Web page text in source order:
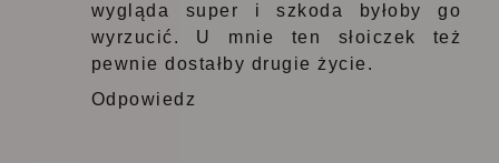
wygląda super i szkoda byłoby go
wyrzucić. U mnie ten słoiczek też
pewnie dostałby drugie życie.
Odpowiedz